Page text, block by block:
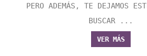
PERO ADEMÁS, TE DEJAMOS
BUSCAR ...
VER MÁS